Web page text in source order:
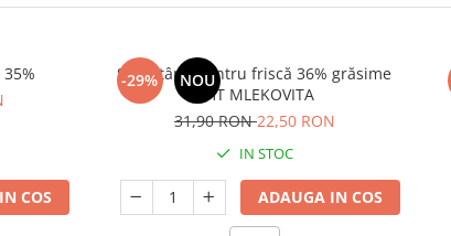
COS
-29% NOU
Smântână pentru friscă 36% grăsime
UHT MLEKOVITA
31,90 RON22,50 RON
IN STOC
ADAUGA IN COS